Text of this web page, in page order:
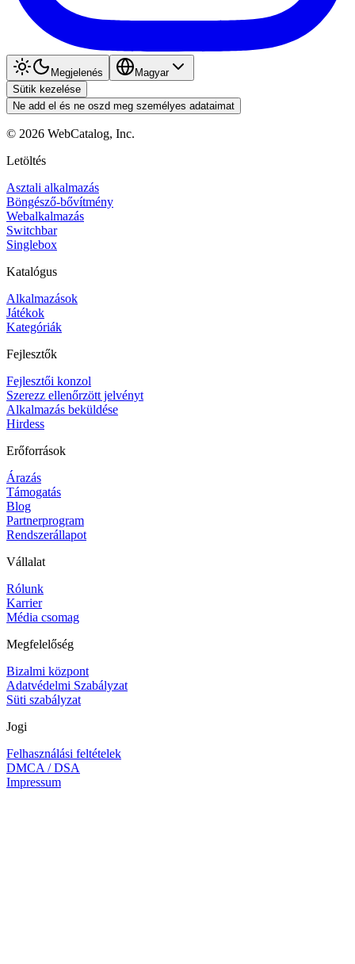
Megjelenés
Magyar
Sütik kezelése
Ne add el és ne oszd meg személyes adataimat
© 2026 WebCatalog, Inc.
Letöltés
Asztali alkalmazás
Böngésző-bővítmény
Webalkalmazás
Switchbar
Singlebox
Katalógus
Alkalmazások
Játékok
Kategóriák
Fejlesztők
Fejlesztői konzol
Szerezz ellenőrzött jelvényt
Alkalmazás beküldése
Hirdess
Erőforrások
Árazás
Támogatás
Blog
Partnerprogram
Rendszerállapot
Vállalat
Rólunk
Karrier
Média csomag
Megfelelőség
Bizalmi központ
Adatvédelmi Szabályzat
Süti szabályzat
Jogi
Felhasználási feltételek
DMCA / DSA
Impressum